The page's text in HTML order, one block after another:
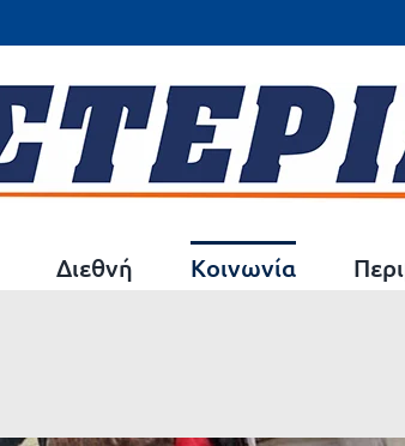
Διεθνή Κοινωνία